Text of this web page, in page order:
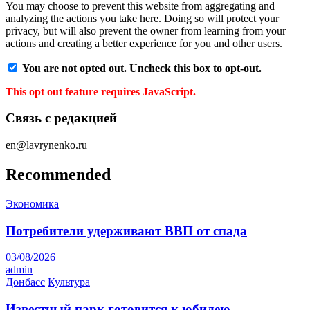
You may choose to prevent this website from aggregating and
analyzing the actions you take here. Doing so will protect your
privacy, but will also prevent the owner from learning from your
actions and creating a better experience for you and other users.
You are not opted out. Uncheck this box to opt-out.
This opt out feature requires JavaScript.
Связь с редакцией
en@lavrynenko.ru
Recommended
Экономика
Потребители удерживают ВВП от спада
03/08/2026
admin
Донбасс Культура